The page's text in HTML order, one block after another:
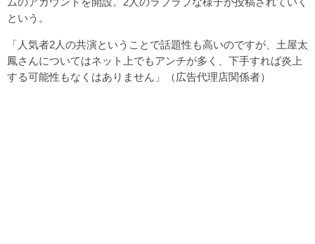
という。
「人気者2人の共演ということで話題性も高いのですが、土屋太
鳳さんについてはネット上でもアンチが多く、下手すれば炎上
する可能性もなくはありません」（広告代理店関係者）